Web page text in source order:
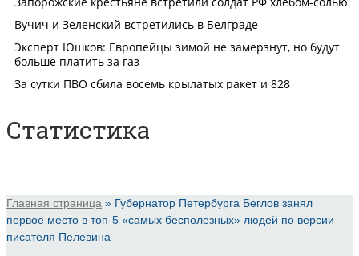
Статистика
Главная страница » Губернатор Петербурга Беглов занял
первое место в топ-5 «самых бесполезных» людей по версии
писателя Пелевина